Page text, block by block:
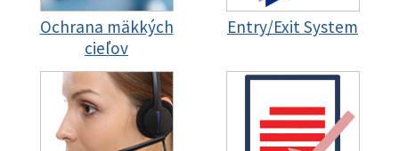
Ochrana mäkkých
cieľov
Entry/Exit System